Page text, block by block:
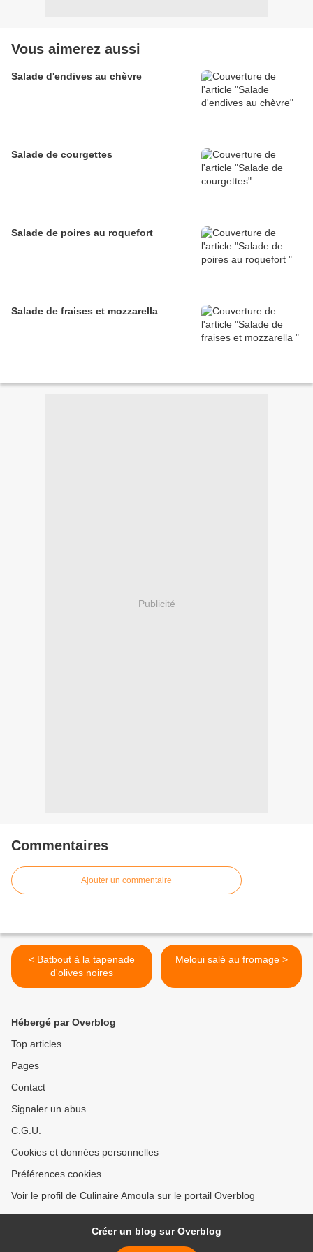
Vous aimerez aussi
Salade d'endives au chèvre
Salade de courgettes
Salade de poires au roquefort
Salade de fraises et mozzarella
Publicité
Commentaires
Ajouter un commentaire
< Batbout à la tapenade
d'olives noires
Meloui salé au fromage >
Hébergé par Overblog
Top articles
Pages
Contact
Signaler un abus
C.G.U.
Cookies et données personnelles
Préférences cookies
Voir le profil de Culinaire Amoula sur le portail Overblog
Créer un blog sur Overblog